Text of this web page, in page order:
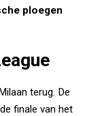
ploegen
terug. De
finale van het